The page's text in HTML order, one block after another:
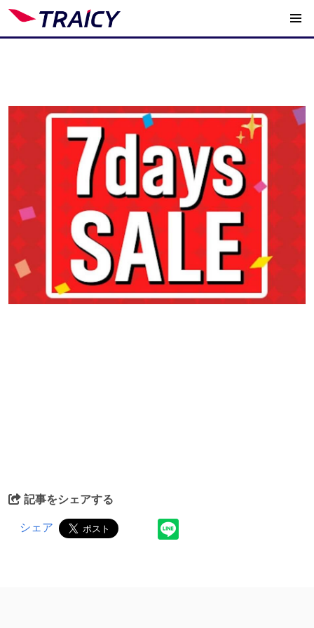
記事をシェアする
シェア